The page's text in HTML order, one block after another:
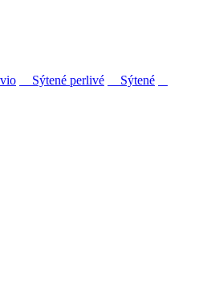
Sýtené perlivé
Sýtené
Hrozno spracúvame